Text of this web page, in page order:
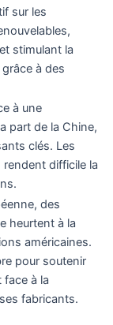
sur les
stimulant la
à des
à une
part de la Chine,
clés. Les
difficile la
des
heurtent à la
américaines.
pour soutenir
à la
fabricants.